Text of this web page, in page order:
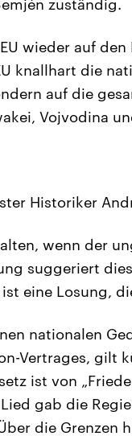
zuständig.
wieder auf
knallhart die
auf die
Vojvodina
Historiker
wenn der
suggeriert
eine Losung,
nationalen
Vertrages, gilt
ist von
gab die
die Grenzen